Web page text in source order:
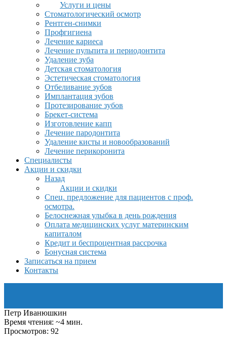
Услуги и цены
Стоматологический осмотр
Рентген-снимки
Профгигиена
Лечение кариеса
Лечение пульпита и периодонтита
Удаление зуба
Детская стоматология
Эстетическая стоматология
Отбеливание зубов
Имплантация зубов
Протезирование зубов
Брекет-система
Изготовление капп
Лечение пародонтита
Удаление кисты и новообразований
Лечение перикоронита
Специалисты
Акции и скидки
Назад
Акции и скидки
Спец. предложение для пациентов с проф.
осмотра.
Белоснежная улыбка в день рождения
Оплата медицинских услуг материнским
капиталом
Кредит и беспроцентная рассрочка
Бонусная система
Записаться на прием
Контакты
Петр Иванюшкин
Время чтения: ~4 мин.
Просмотров: 92